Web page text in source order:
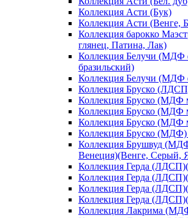
Коллекция Асти (Бук)
Коллекция Асти (Венге,
Коллекция барокко
глянец, Патина, Лак)
Коллекция Белучи (МДФ
бразильский)
Коллекция Белучи (МДФ
Коллекция Бруско
Коллекция Бруско (МДФ
Коллекция Бруско (МДФ
Коллекция Бруско (МДФ
Коллекция Бруско (МДФ)
Коллекция Брушвуд
Венеция)(Венге, Серый,
Коллекция Герда
Коллекция Герда
Коллекция Герда
Коллекция Герда
Коллекция Лакрима